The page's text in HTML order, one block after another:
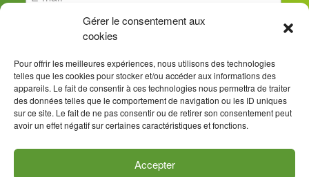
Gérer le consentement aux
cookies
Pour offrir les meilleures expériences, nous utilisons des technologies
telles que les cookies pour stocker et/ou accéder aux informations des
appareils. Le fait de consentir à ces technologies nous permettra de traiter
des données telles que le comportement de navigation ou les ID uniques
sur ce site. Le fait de ne pas consentir ou de retirer son consentement peut
avoir un effet négatif sur certaines caractéristiques et fonctions.
Accepter